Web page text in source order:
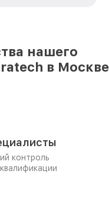
нашего
в Москве
контроль